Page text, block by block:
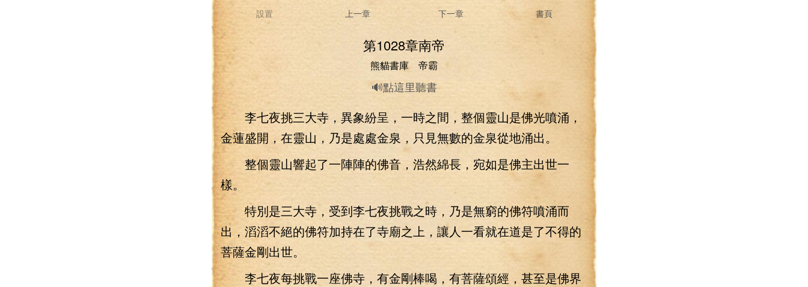
設置 上一章 下一章 書頁
第1028章南帝
熊貓書庫 帝霸
🔊點這里聽書
李七夜挑三大寺，異象紛呈，一時之間，整個靈山是佛光噴涌，
金蓮盛開，在靈山，乃是處處金泉，只見無數的金泉從地涌出。
整個靈山響起了一陣陣的佛音，浩然綿長，宛如是佛主出世一
樣。
特別是三大寺，受到李七夜挑戰之時，乃是無窮的佛符噴涌而
出，滔滔不絕的佛符加持在了寺廟之上，讓人一看就在道是了不得的
菩薩金剛出世。
李七夜每挑戰一座佛寺，有金剛棒喝，有菩薩頌經，甚至是佛界